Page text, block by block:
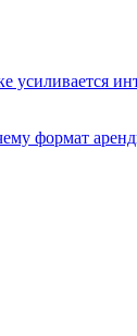
усиливается
формат